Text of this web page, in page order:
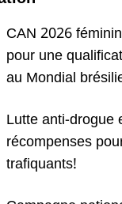
CAN 2026
pour une
au Mondial
Lutte anti-
récompenses
trafiquants!